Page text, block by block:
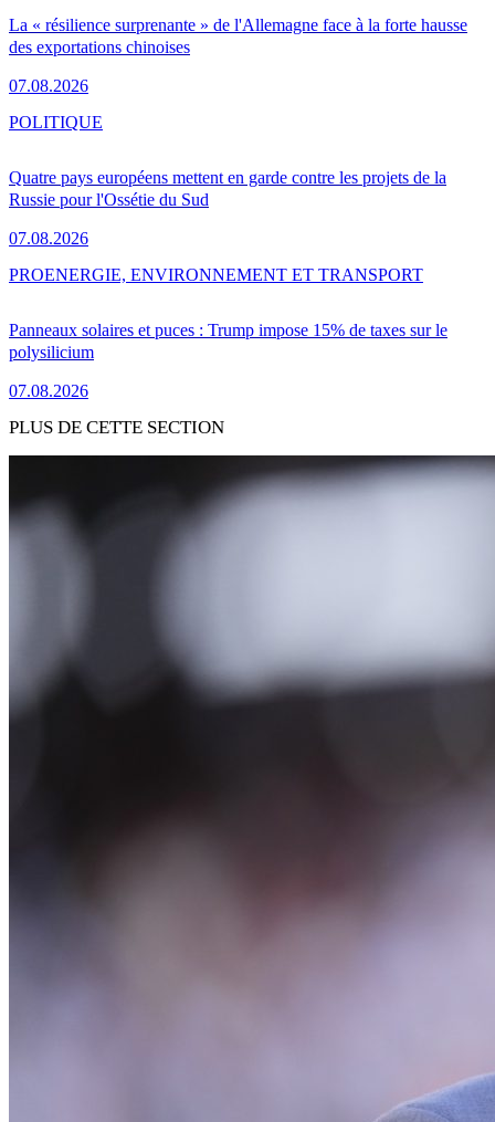
La « résilience surprenante » de l'Allemagne face à la forte hausse
des exportations chinoises
07.08.2026
Quatre pays européens mettent en garde contre les projets de la
Russie pour l'Ossétie du Sud
07.08.2026
POLITIQUE
Panneaux solaires et puces : Trump impose 15% de taxes sur le
polysilicium
07.08.2026
PROENERGIE, ENVIRONNEMENT ET TRANSPORT
PLUS DE CETTE SECTION